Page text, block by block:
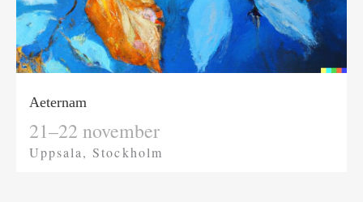
Aeternam
21–22 november
Uppsala, Stockholm